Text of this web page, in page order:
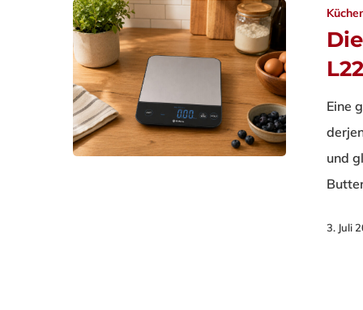
Eine
und
3. Juli